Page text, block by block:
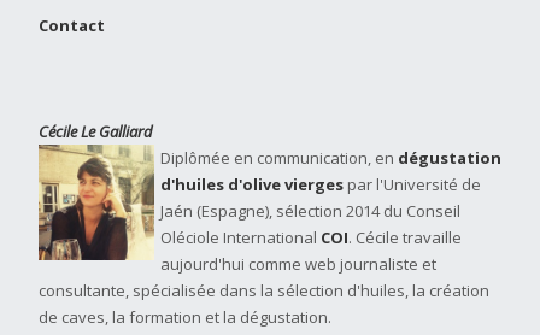
Contact
Cécile Le Galliard
Diplômée en communication, en dégustation
d'huiles d'olive vierges par l'Université de
Jaén (Espagne), sélection 2014 du Conseil
Oléciole International COI. Cécile travaille
aujourd'hui comme web journaliste et
consultante, spécialisée dans la sélection d'huiles, la création
de caves, la formation et la dégustation.